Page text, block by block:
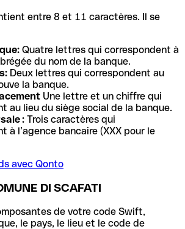
entre 8 et 11 caractères. Il se
Quatre lettres qui correspondent à
du nom de la banque.
Deux lettres qui correspondent au
la banque.
Une lettre et un chiffre qui
au lieu du siège social de la banque.
: Trois caractères qui
à l’agence bancaire (XXX pour le
avec Qonto
DI SCAFATI
de votre code Swift,
le pays, le lieu et le code de